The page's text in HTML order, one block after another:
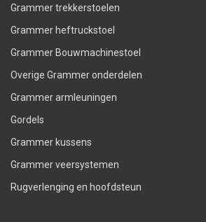
Grammer trekkerstoelen
Grammer heftruckstoel
Grammer Bouwmachinestoel
Overige Grammer onderdelen
Grammer armleuningen
Gordels
Grammer kussens
Grammer veersystemen
Rugverlenging en hoofdsteun